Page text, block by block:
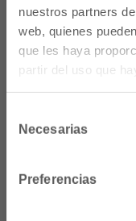
nuestros partners
web, quienes
que les haya
partir del uso que
Necesarias
Preferencias
C/Prim 2, 1
20006
Sebastián
08:00 a 14:00
Quiénes